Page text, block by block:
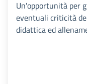
Un'opportunità per
eventuali criticità
didattica ed